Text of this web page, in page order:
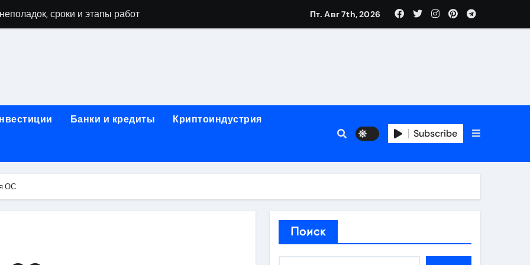
сроки и этапы работ
чистка системы охлаждения и замена компонентов
и ключевые факторы, влияющие на итоговую сумму
в ноутбуке: основные факторы и ориентиры цен
этапы, подготовка и ключевые особенности
тестирования компонентов и обнаружения неисправностей
Пт. Авг 7th, 2026
Банки и кредиты Криптоиндустрия
Subscribe
ОС
Поиск